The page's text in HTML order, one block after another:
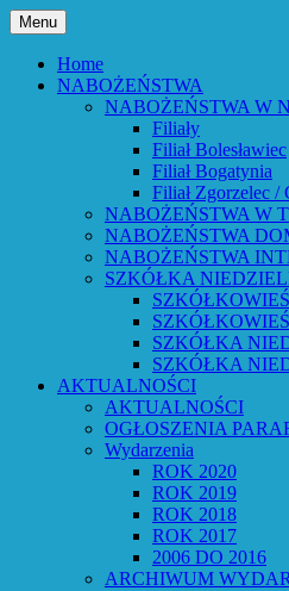
Przejdź
do
treściParafia
Menu
Home
NABOŻEŃSTWA
NABOŻEŃSTWA W
Filiały
Filiał Bolesławiec
Filiał Bogatynia
Filiał Zgorzelec /
NABOŻEŃSTWA W
NABOŻEŃSTWA
NABOŻEŃSTWA
SZKÓŁKA
SZKÓŁKA
SZKÓŁKA
AKTUALNOŚCI
AKTUALNOŚCI
OGŁOSZENIA
Wydarzenia
ROK 2020
ROK 2019
ROK 2018
ROK 2017
2006 DO 2016
ARCHIWUM